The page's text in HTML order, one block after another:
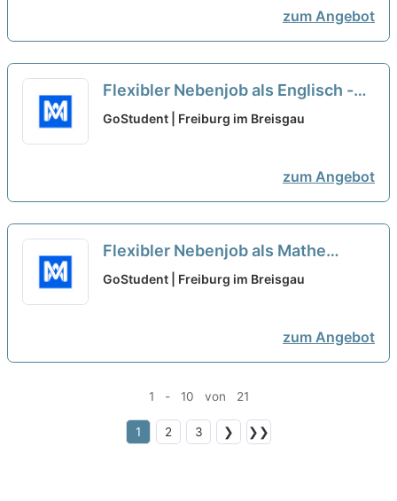
zum Angebot
Flexibler Nebenjob als Englisch -
Nachhilfelehrer*in (w/m/d)
GoStudent | Freiburg im Breisgau
zum Angebot
Flexibler Nebenjob als Mathe
Oberstufe - Nachhilfelehrer*in
GoStudent | Freiburg im Breisgau
zum Angebot
1 - 10 von 21
1 2 3 ❯ ❯❯